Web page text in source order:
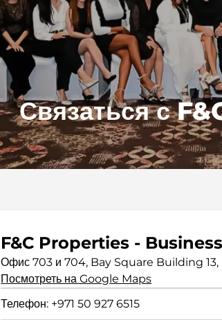
Связаться с
F&C Properties -
Офис 703 и 704, Bay Square Building 13,
Посмотреть на Google Maps
Телефон: +971 50 927 6515